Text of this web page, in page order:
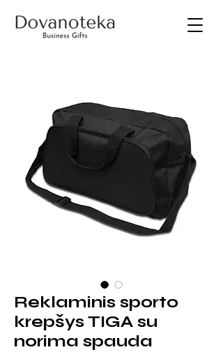
Reklaminis sporto
krepšys TIGA su
norima spauda